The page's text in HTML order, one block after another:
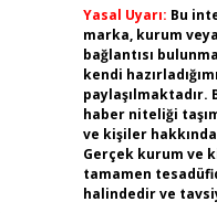
Yasal Uyarı: Bu
marka, kurum
bağlantısı
kendi
haber niteliği
ve kişiler
Gerçek kurum ve
tamamen
halindedir ve